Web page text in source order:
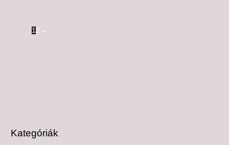
Kategóriák
1 2 →